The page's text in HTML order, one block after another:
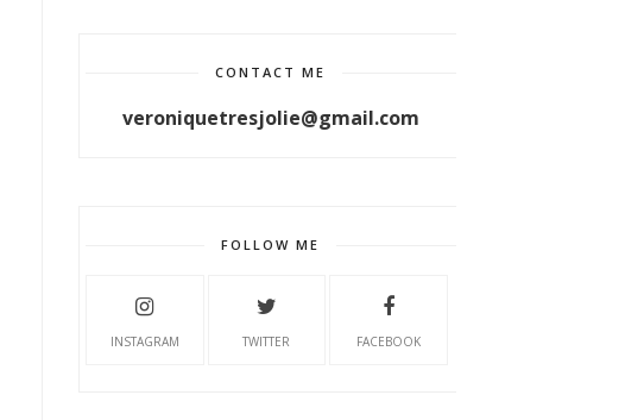
CONTACT ME
veroniquetresjolie@gmail.com
FOLLOW ME
INSTAGRAM TWITTER FACEBOOK